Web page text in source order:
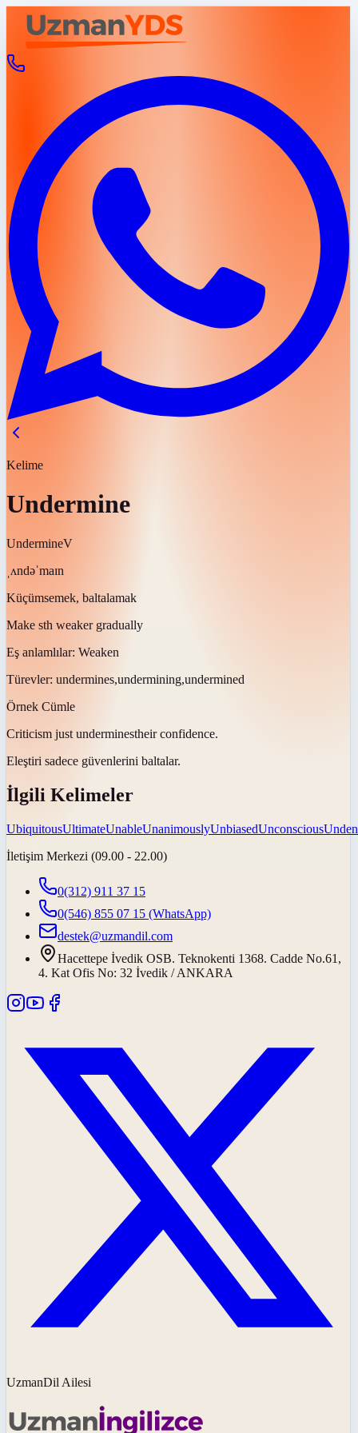
Kelime
Undermine
UndermineV
ˌʌndəˈmaɪn
Küçümsemek, baltalamak
Make sth weaker gradually
Eş anlamlılar: Weaken
Türevler: undermines,undermining,undermined
Örnek Cümle
Criticism just underminestheir confidence.
Eleştiri sadece güvenlerini baltalar.
İlgili Kelimeler
UbiquitousUltimateUnableUnanimouslyUnbiasedUnconscious
İletişim Merkezi (09.00 - 22.00)
0(312) 911 37 15
0(546) 855 07 15 (WhatsApp)
destek@uzmandil.com
Hacettepe İvedik OSB. Teknokenti 1368. Cadde No.61,
4. Kat Ofis No: 32 İvedik / ANKARA
UzmanDil Ailesi